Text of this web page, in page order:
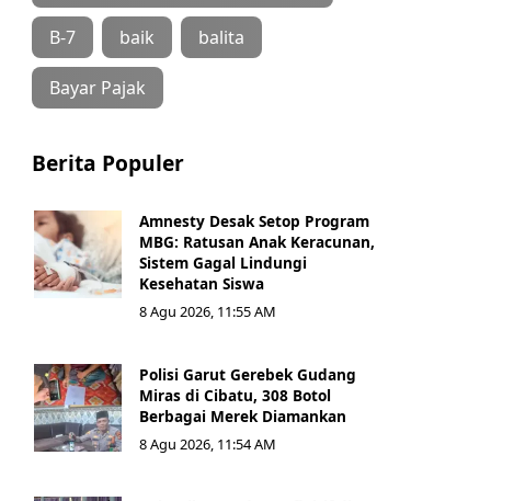
B-7 baik balita
Bayar Pajak
Berita Populer
Amnesty Desak Setop Program
MBG: Ratusan Anak Keracunan,
Sistem Gagal Lindungi
Kesehatan Siswa
8 Agu 2026, 11:55 AM
Polisi Garut Gerebek Gudang
Miras di Cibatu, 308 Botol
Berbagai Merek Diamankan
8 Agu 2026, 11:54 AM